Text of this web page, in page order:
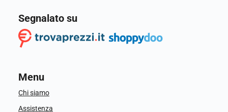
Segnalato su
Menu
Chi siamo
Assistenza